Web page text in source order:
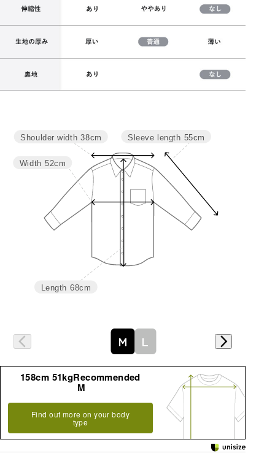
サイズ 肩幅 袖丈
104 55
39.5 110 56
Sleeve length 55cm
Length 68cm
Width 52cm
Shoulder width 38cm
M L
158cm 51kgRecommended
M
Find out more on your body
type